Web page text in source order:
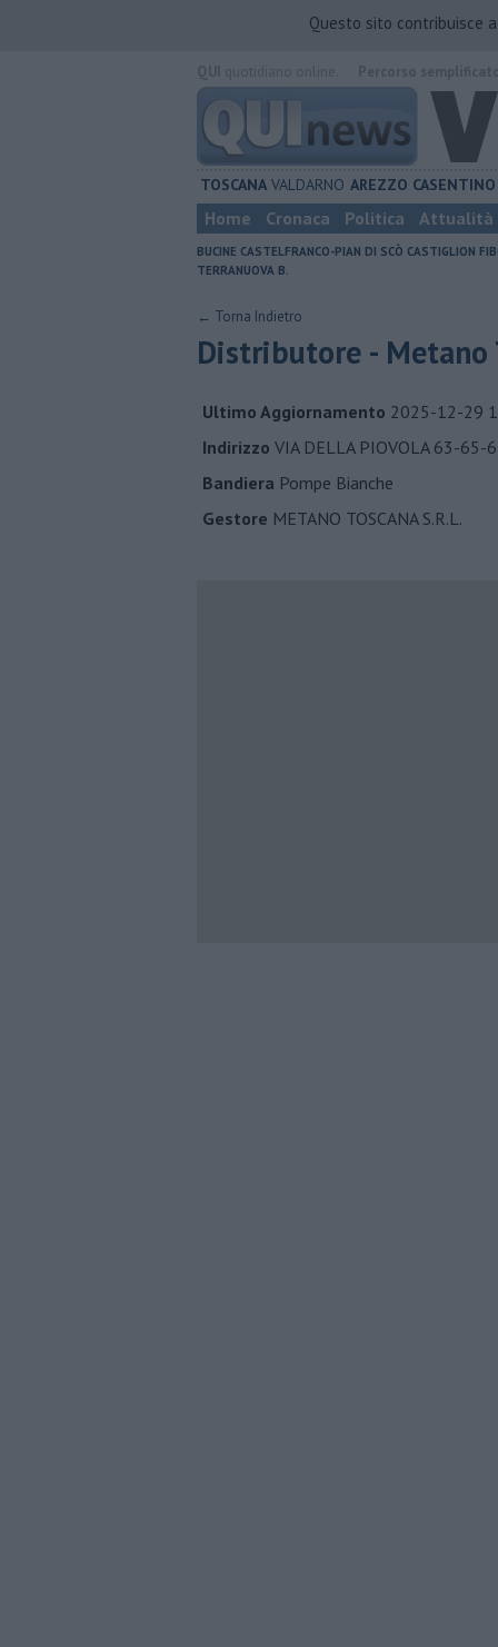
Questo sito contribuisce
TOSCANA VALDARNO AREZZO CASENTINO
Home Cronaca Politica Attualità
BUCINE CASTELFRANCO-PIAN DI SCÒ CASTIGLION
TERRANUOVA B.
← Torna Indietro
Distributore - Metano
Ultimo Aggiornamento 2025-12-29
Indirizzo VIA DELLA PIOVOLA 63-65-
Bandiera Pompe Bianche
Gestore METANO TOSCANA S.R.L.